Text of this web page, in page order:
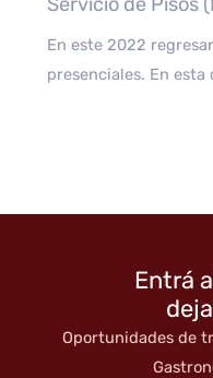
En este 2022
presenciales. En
Entrá
Oportunidades de